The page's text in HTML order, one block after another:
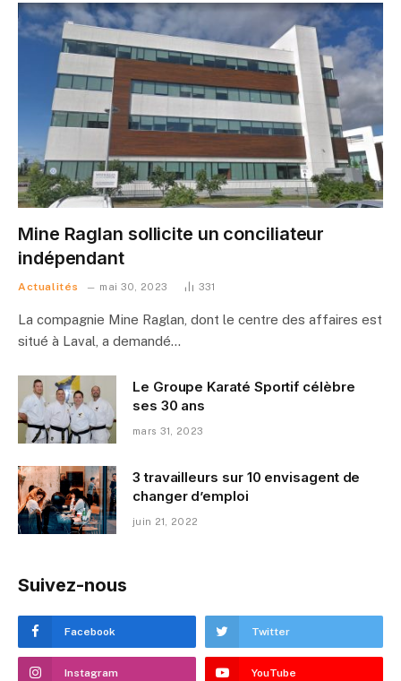
Mine Raglan sollicite un conciliateur
indépendant
Actualités mai 30, 2023 331
La compagnie Mine Raglan, dont le centre des affaires est
situé à Laval, a demandé…
Le Groupe Karaté Sportif célèbre
ses 30 ans
mars 31, 2023
3 travailleurs sur 10 envisagent de
changer d’emploi
juin 21, 2022
Suivez-nous
Facebook Twitter
Instagram YouTube